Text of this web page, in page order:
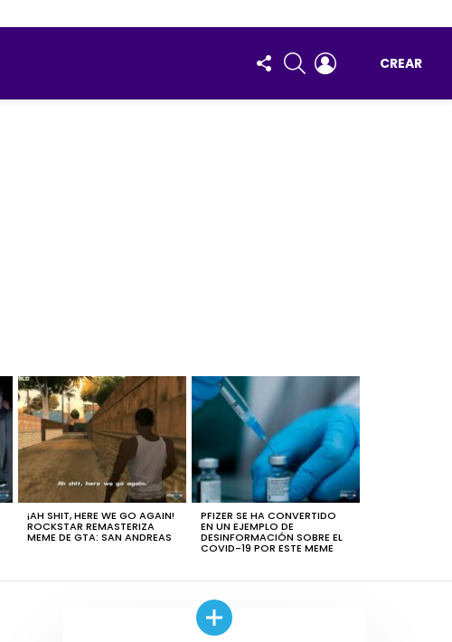
FOLLOW
US
BUSCAR
CREAR
¡AH SHIT, HERE WE GO AGAIN!
ROCKSTAR REMASTERIZA
MEME DE GTA: SAN ANDREAS
PFIZER SE HA CONVERTIDO
EN UN EJEMPLO DE
DESINFORMACIÓN SOBRE EL
COVID-19 POR ESTE MEME